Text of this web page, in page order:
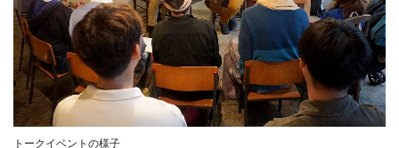
トークイベントの様子